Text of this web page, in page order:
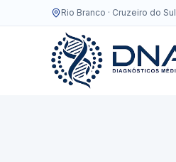
Rio Branco · Cruzeiro do Sul